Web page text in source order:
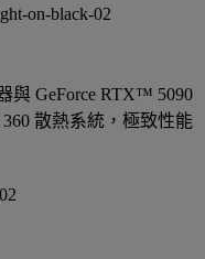
與 GeForce RTX™ 5090
散熱系統，極致性能